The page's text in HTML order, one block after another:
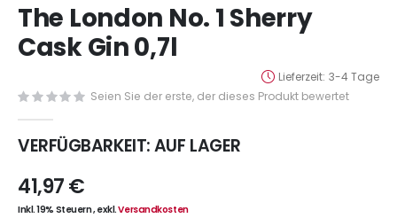
der
Bildergalerie
springen
Anfang
der
Bildergalerie
The London No. 1 Sherry
Cask Gin 0,7l
Lieferzeit 3-4 Tage
Seien Sie der erste, der dieses Produkt bewertet
VERFÜGBARKEIT:AUF LAGER
41,97 €
Inkl. 19% Steuern,exkl.Versandkosten